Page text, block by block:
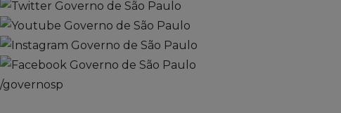
/governosp